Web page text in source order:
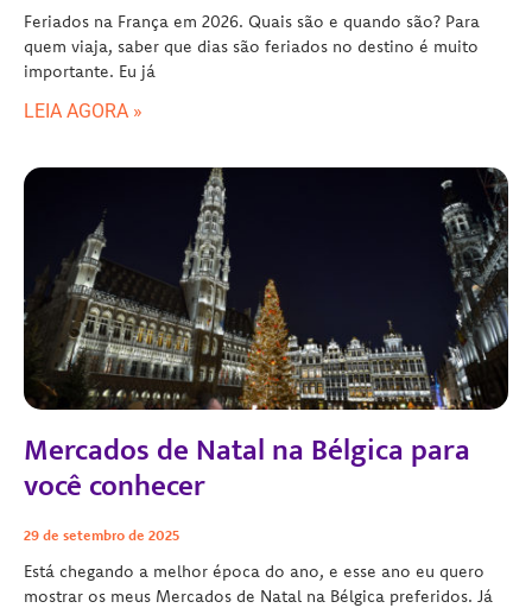
Feriados na França em 2026. Quais são e quando são? Para
quem viaja, saber que dias são feriados no destino é muito
importante. Eu já
LEIA AGORA »
Mercados de Natal na Bélgica para
você conhecer
29 de setembro de 2025
Está chegando a melhor época do ano, e esse ano eu quero
mostrar os meus Mercados de Natal na Bélgica preferidos. Já